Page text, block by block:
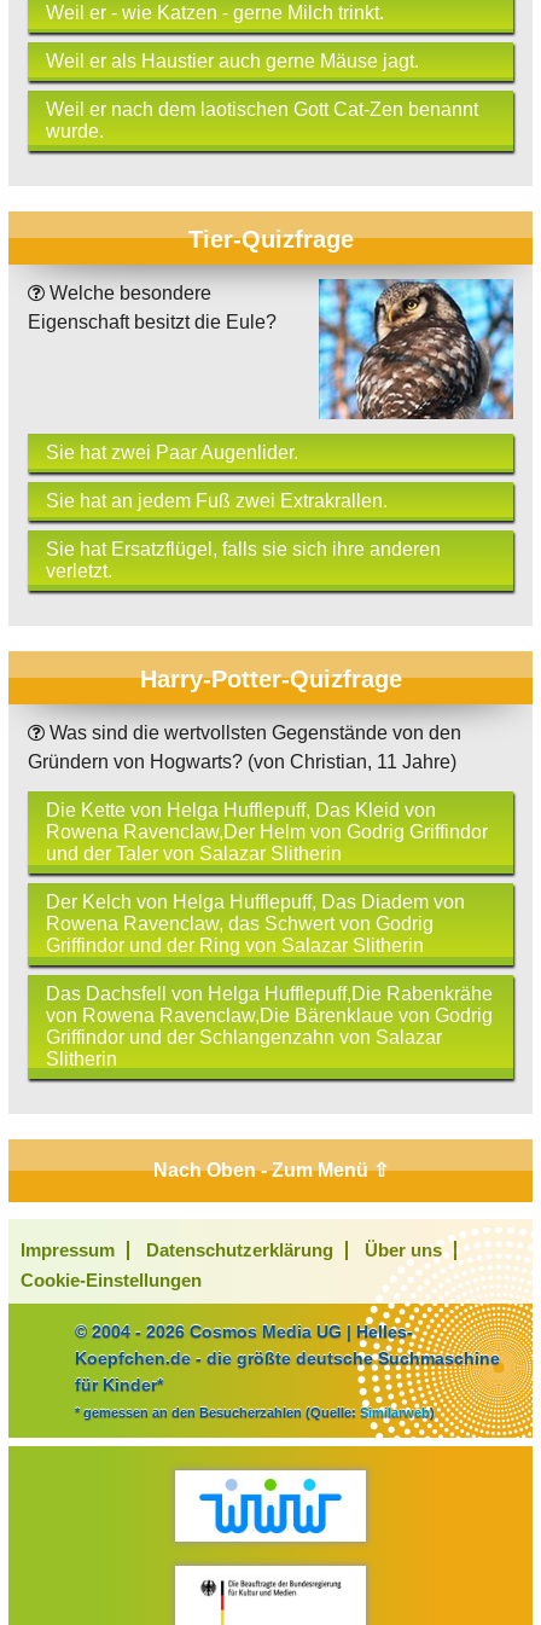
Weil er - wie Katzen - gerne Milch trinkt.
Weil er als Haustier auch gerne Mäuse jagt.
Weil er nach dem laotischen Gott Cat-Zen benannt
wurde.
Tier-Quizfrage
Welche besondere
Eigenschaft besitzt die Eule?
Sie hat zwei Paar Augenlider.
Sie hat an jedem Fuß zwei Extrakrallen.
Sie hat Ersatzflügel, falls sie sich ihre anderen
verletzt.
Harry-Potter-Quizfrage
Was sind die wertvollsten Gegenstände von den
Gründern von Hogwarts? (von Christian, 11 Jahre)
Die Kette von Helga Hufflepuff, Das Kleid von
Rowena Ravenclaw,Der Helm von Godrig Griffindor
und der Taler von Salazar Slitherin
Der Kelch von Helga Hufflepuff, Das Diadem von
Rowena Ravenclaw, das Schwert von Godrig
Griffindor und der Ring von Salazar Slitherin
Das Dachsfell von Helga Hufflepuff,Die Rabenkrähe
von Rowena Ravenclaw,Die Bärenklaue von Godrig
Griffindor und der Schlangenzahn von Salazar
Slitherin
Nach Oben - Zum Menü ⇧
Impressum Datenschutzerklärung
Über uns
Cookie-Einstellungen
© 2004 - 2026 Cosmos Media UG | Helles-
Koepfchen.de - die größte deutsche Suchmaschine
für Kinder*
* gemessen an den Besucherzahlen (Quelle: Similarweb)